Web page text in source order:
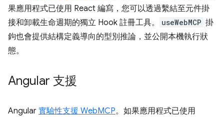
果應用程式已使用 React 編寫，您可以透過繫結至元件掛
接和卸載生命週期的獨立 Hook 註冊工具。
useWebMCP 掛
鉤也會提供結構定義導向的型別推論，並公開本機執行狀
態。
Angular 支援
Angular 實驗性支援 WebMCP。如果應用程式已使用